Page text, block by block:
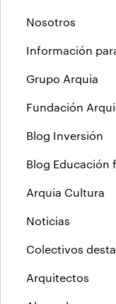
Nosotros
Información
Grupo Arquia
Fundación
Blog Inversión
Blog Educación
Arquia Cultura
Noticias
Colectivos
Arquitectos